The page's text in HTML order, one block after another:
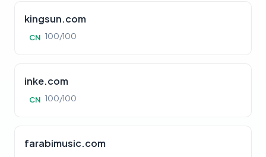
kingsun.com
CN 100/100
inke.com
CN 100/100
farabimusic.com